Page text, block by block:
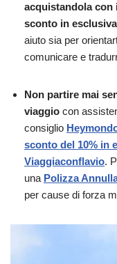
acquistandola con
sconto in
aiuto sia per
comunicare e
Non partire mai
viaggio con
consiglio
sconto del 10% in
Viaggiaconflavio.
una Polizza
per cause di forza